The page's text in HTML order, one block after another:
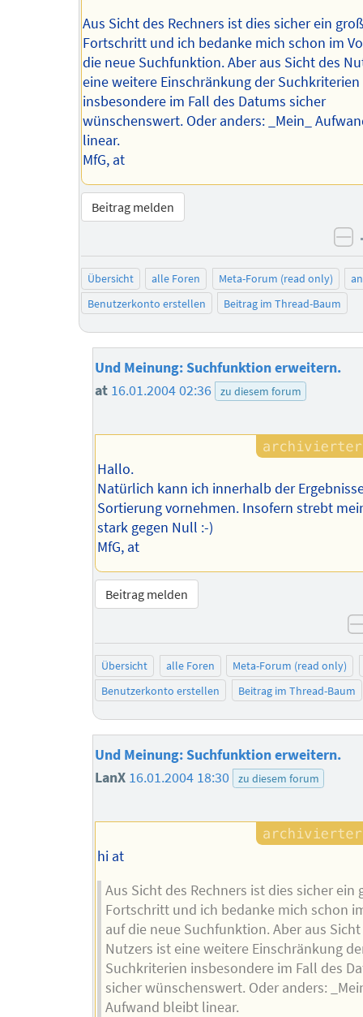
Aus Sicht des Rechners ist dies sicher ein
Fortschritt und ich bedanke mich schon im
die neue Suchfunktion. Aber aus Sicht des
eine weitere Einschränkung der Suchkriterien
insbesondere im Fall des Datums sicher
wünschenswert. Oder anders: _Mein_
linear.
MfG, at
Beitrag melden
Übersicht alle Foren Meta-Forum (read only)
Benutzerkonto erstellen
Beitrag im Thread-Baum
Und Meinung: Suchfunktion erweitern.
at 16.01.2004 02:36 zu diesem forum
Hallo.
Natürlich kann ich innerhalb der
Sortierung vornehmen. Insofern strebt
stark gegen Null :-)
MfG, at
Beitrag melden
Übersicht alle Foren
Meta-Forum (read only)
Benutzerkonto erstellen
Beitrag im Thread-Baum
Und Meinung: Suchfunktion erweitern.
LanX 16.01.2004 18:30 zu diesem forum
hi at
Aus Sicht des Rechners ist dies sicher ein
Fortschritt und ich bedanke mich schon
auf die neue Suchfunktion. Aber aus Sicht
Nutzers ist eine weitere Einschränkung
Suchkriterien insbesondere im Fall des
sicher wünschenswert. Oder anders:
Aufwand bleibt linear.